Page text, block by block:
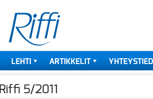
LEHTI ARTIKKELIT
Riffi 5/2011